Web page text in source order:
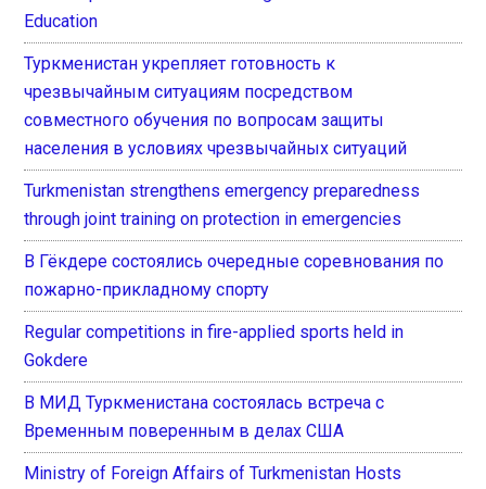
Education
Туркменистан укрепляет готовность к
чрезвычайным ситуациям посредством
совместного обучения по вопросам защиты
населения в условиях чрезвычайных ситуаций
Turkmenistan strengthens emergency preparedness
through joint training on protection in emergencies
В Гёкдере состоялись очередные соревнования по
пожарно-прикладному спорту
Regular competitions in fire-applied sports held in
Gokdere
В МИД Туркменистана состоялась встреча с
Временным поверенным в делах США
Ministry of Foreign Affairs of Turkmenistan Hosts